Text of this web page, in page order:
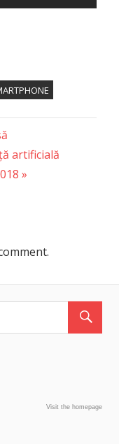
artificială
Visit the homepage